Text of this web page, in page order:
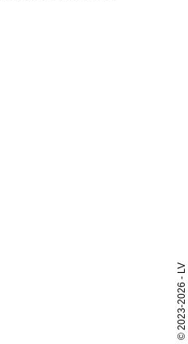
©
2023-2026
- LV